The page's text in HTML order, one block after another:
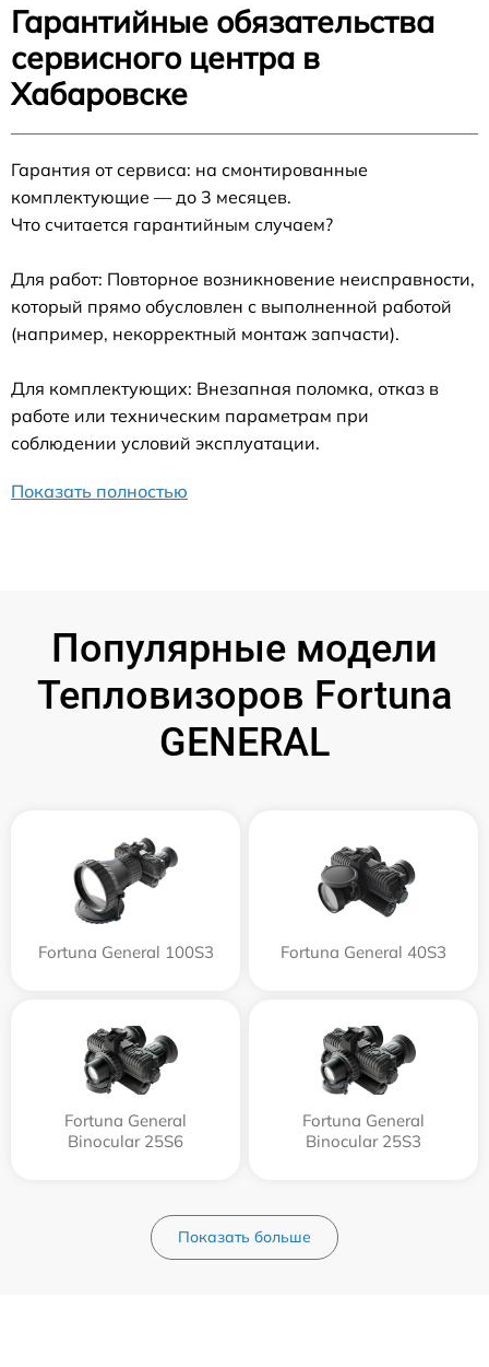
Гарантийные обязательства
сервисного центра в
Хабаровске
Гарантия от сервиса: на смонтированные
комплектующие — до 3 месяцев.
Что считается гарантийным случаем?
Для работ: Повторное возникновение неисправности,
который прямо обусловлен с выполненной работой
(например, некорректный монтаж запчасти).
Для комплектующих: Внезапная поломка, отказ в
работе или техническим параметрам при
соблюдении условий эксплуатации.
Показать полностью
Популярные модели
Тепловизоров Fortuna
GENERAL
Fortuna General 100S3 Fortuna General 40S3
Fortuna General
Binocular 25S6
Fortuna General
Binocular 25S3
Показать больше